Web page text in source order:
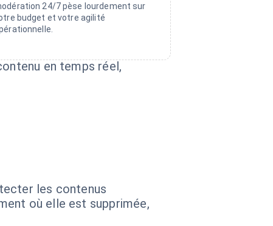
24/7 pèse lourdement sur
budget et votre agilité
en temps réel,
les contenus
où elle est supprimée,